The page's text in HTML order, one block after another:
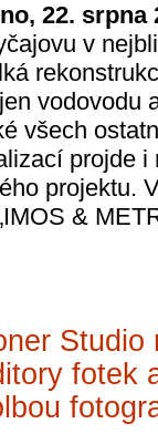
22. srpna
v
vodovodu
všech
projde
projektu.
&
Studio
fotek